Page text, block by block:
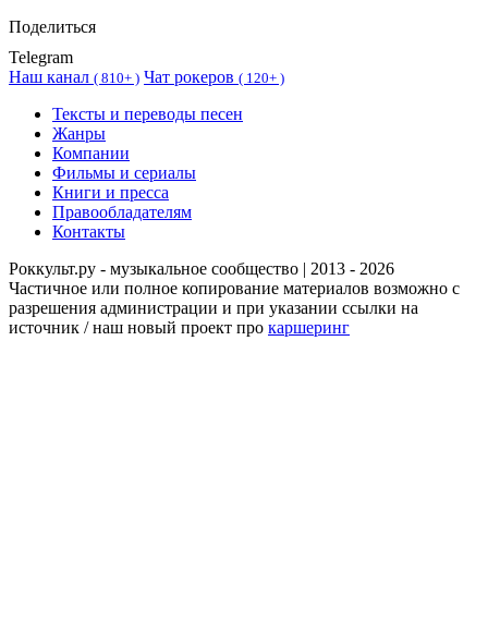
Поделиться
Telegram
Наш канал ( 810+ ) Чат рокеров ( 120+ )
Тексты и переводы песен
Жанры
Компании
Фильмы и сериалы
Книги и пресса
Правообладателям
Контакты
Роккульт.ру - музыкальное сообщество | 2013 - 2026
Частичное или полное копирование материалов возможно с
разрешения администрации и при указании ссылки на
источник / наш новый проект про каршеринг